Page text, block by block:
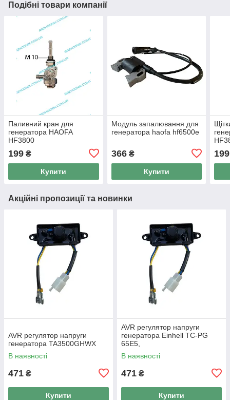
Подібні товари компанії
Паливний кран для
генератора HAOFA
HF3800
199 ₴
Купити
Модуль запалювання для
генератора haofa hf6500е
366₴
Купити
199
Акційні пропозиції та новинки
AVR регулятор напруги
генератора TA3500GHWX
В наявності
471 ₴
Купити
AVR регулятор напруги
генератора Einhell TC-PG
65E5,
В наявності
471 ₴
Купити